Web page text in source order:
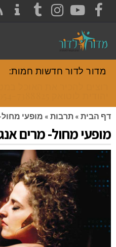
FACEBOOK
YOUTUBE
INSTAGRAM
TUMBLR
מדור לדור חדשות חמות:
רוצים להכיר את האוכל
דף הבית » תרבות » מופעי
מופעי מחול- מרים